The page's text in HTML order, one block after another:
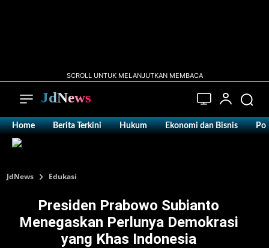
SCROLL UNTUK MELANJUTKAN MEMBACA
JdNews
Home Berita Terkini Hukum Ekonomi dan Bisnis
JdNews Edukasi
Presiden Prabowo Subianto
Menegaskan Perlunya Demokrasi
yang Khas Indonesia